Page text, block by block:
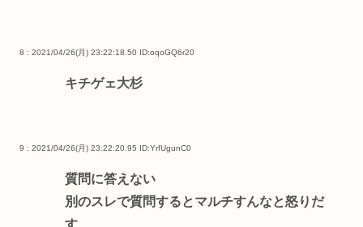
8 : 2021/04/26(月) 23:22:18.50 ID:oqoGQ6r20
キチゲェ大杉
9 : 2021/04/26(月) 23:22:20.95 ID:YrfUgunC0
質問に答えない
別のスレで質問するとマルチすんなと怒りだ